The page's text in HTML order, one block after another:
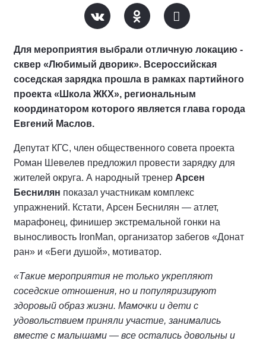
Для мероприятия выбрали отличную локацию -
сквер «Любимый дворик». Всероссийская
соседская зарядка прошла в рамках партийного
проекта «Школа ЖКХ», региональным
координатором которого является глава города
Евгений Маслов.
Депутат КГС, член общественного совета проекта
Роман Шевелев предложил провести зарядку для
жителей округа. А народный тренер Арсен
Беснилян показал участникам комплекс
упражнений. Кстати, Арсен Беснилян — атлет,
марафонец, финишер экстремальной гонки на
выносливость IronMan, организатор забегов «Донат
ран» и «Беги душой», мотиватор.
«Такие мероприятия не только укрепляют
соседские отношения, но и популяризируют
здоровый образ жизни. Мамочки и дети с
удовольствием приняли участие, занимались
вместе с малышами — все остались довольны и